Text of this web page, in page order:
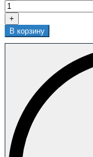
+
В корзину